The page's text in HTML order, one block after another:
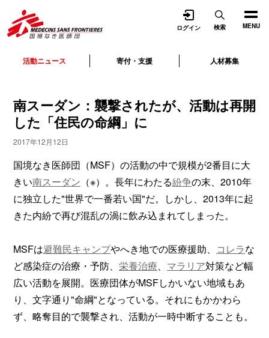
MENU
活動ニュース 寄付・支援 人材募集
ログイン 検索
南スーダン：襲撃されたが、活動は再開
した「住民の命綱」に
2017年12月12日
国境なき医師団（MSF）の活動の中で規模が2番目に大
きい南スーダン （※）。長年にわたる紛争の末、2010年
に独立した"世界で一番若い国"だ。しかし、2013年に起
きた内紛で再び混乱の渦に飲み込まれてしまった。
MSFは避難民キャンプやへき地での医療援助、 コレラな
ど感染症の治療・予防、 栄養治療、 マラリア対策など幅
広い活動を展開。医療団体がMSFしかいない地域もあ
り、文字通り"命綱"となっている。それにもかかわら
ず、略奪目的で襲撃され、活動が一時中断することも。